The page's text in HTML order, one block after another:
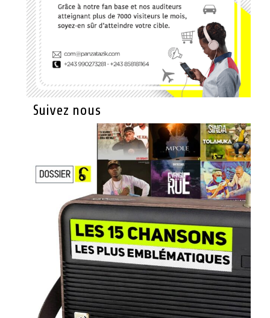
Suivez nous